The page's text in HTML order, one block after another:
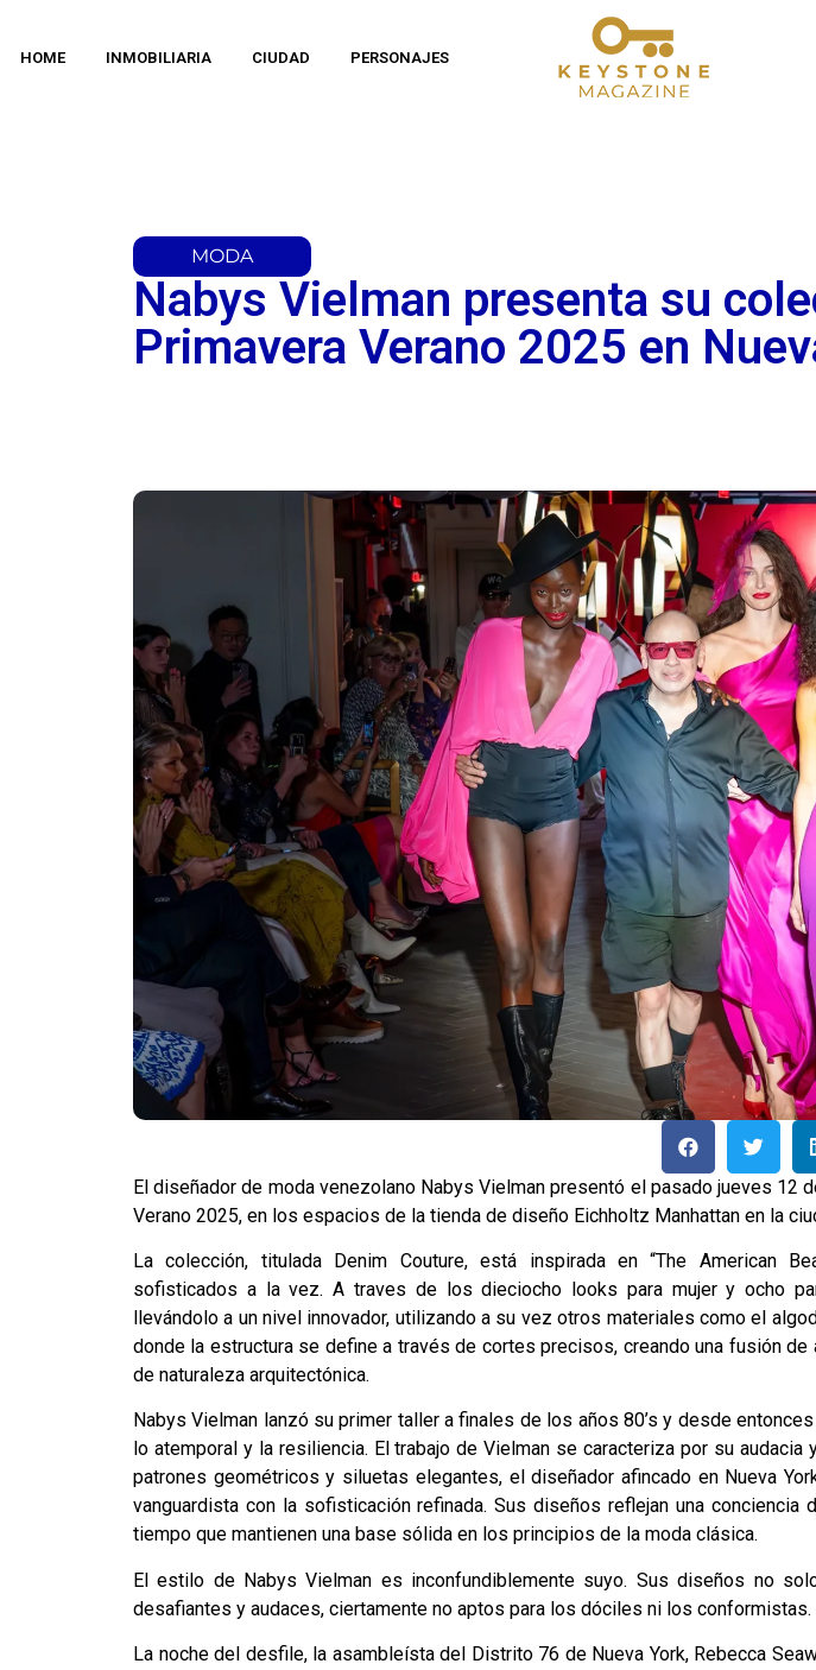
HOME INMOBILIARIA CIUDAD PERSONAJES
MODA
Nabys Vielman presenta su
Primavera Verano 2025 en
El diseñador de moda venezolano Nabys Vielman presentó el pasado jueves 12
Verano 2025, en los espacios de la tienda de diseño Eichholtz Manhattan en la
La colección, titulada Denim Couture, está inspirada en “The American
sofisticados a la vez. A traves de los dieciocho looks para mujer y ocho
llevándolo a un nivel innovador, utilizando a su vez otros materiales como el
donde la estructura se define a través de cortes precisos, creando una fusión
de naturaleza arquitectónica.
Nabys Vielman lanzó su primer taller a finales de los años 80’s y desde
lo atemporal y la resiliencia. El trabajo de Vielman se caracteriza por su
patrones geométricos y siluetas elegantes, el diseñador afincado en Nueva
vanguardista con la sofisticación refinada. Sus diseños reflejan una conciencia
tiempo que mantienen una base sólida en los principios de la moda clásica.
El estilo de Nabys Vielman es inconfundiblemente suyo. Sus diseños no
desafiantes y audaces, ciertamente no aptos para los dóciles ni los conformistas.
La noche del desfile, la asambleísta del Distrito 76 de Nueva York, Rebecca